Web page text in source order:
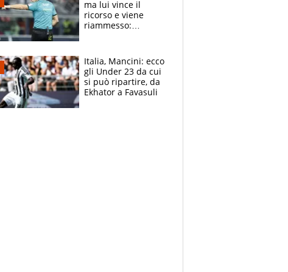
ma lui vince il
ricorso e viene
riammesso:
Italia, Mancini: ecco
gli Under 23 da cui
si può ripartire, da
Ekhator a Favasuli